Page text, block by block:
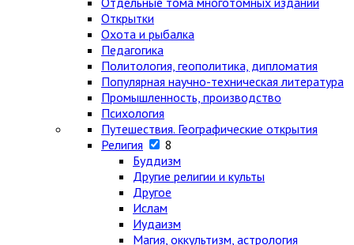
Открытки
Охота и рыбалка
Педагогика
Политология, геополитика, дипломатия
Популярная научно-техническая литература
Промышленность, производство
Психология
Путешествия. Географические открытия
Религия
8
Буддизм
Другие религии и культы
Другое
Ислам
Иудаизм
Магия, оккультизм, астрология